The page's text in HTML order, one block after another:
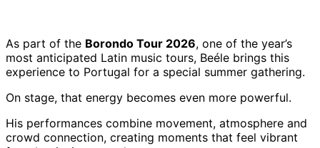
As part of the Borondo Tour 2026, one of the year’s
most anticipated Latin music tours, Beéle brings this
experience to Portugal for a special summer gathering.
On stage, that energy becomes even more powerful.
His performances combine movement, atmosphere and
crowd connection, creating moments that feel vibrant